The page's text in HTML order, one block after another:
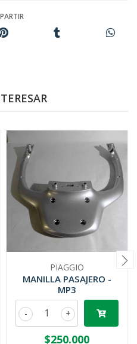
PIAGGIO
MANILLA PASAJERO -
MP3
+
-
$250.000